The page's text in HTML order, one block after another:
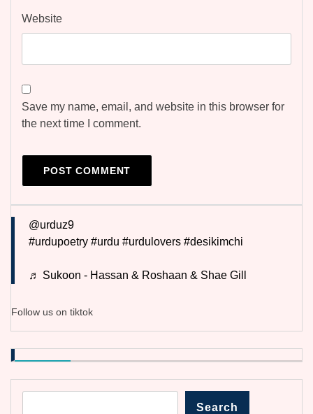
Website
Save my name, email, and website in this browser for
the next time I comment.
@urduz9
#urdupoetry #urdu #urdulovers #desikimchi
♬ Sukoon - Hassan & Roshaan & Shae Gill
Follow us on tiktok
Search